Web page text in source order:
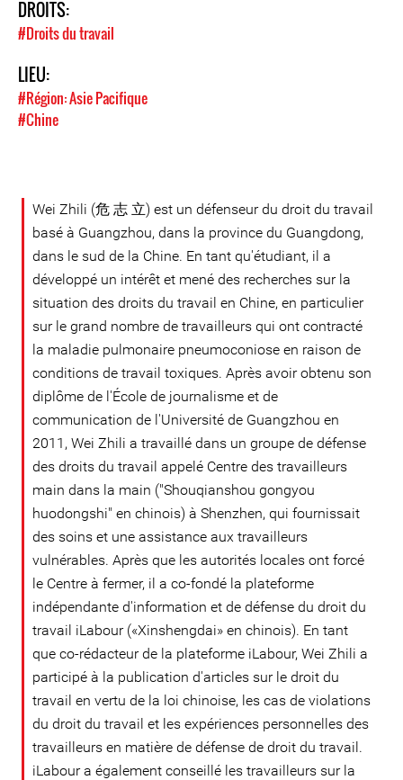
DROITS:
#Droits du travail
LIEU:
#Région: Asie Pacifique
#Chine
Wei Zhili (危 志 立) est un défenseur du droit du travail
basé à Guangzhou, dans la province du Guangdong,
dans le sud de la Chine. En tant qu'étudiant, il a
développé un intérêt et mené des recherches sur la
situation des droits du travail en Chine, en particulier
sur le grand nombre de travailleurs qui ont contracté
la maladie pulmonaire pneumoconiose en raison de
conditions de travail toxiques. Après avoir obtenu son
diplôme de l'École de journalisme et de
communication de l'Université de Guangzhou en
2011, Wei Zhili a travaillé dans un groupe de défense
des droits du travail appelé Centre des travailleurs
main dans la main ("Shouqianshou gongyou
huodongshi" en chinois) à Shenzhen, qui fournissait
des soins et une assistance aux travailleurs
vulnérables. Après que les autorités locales ont forcé
le Centre à fermer, il a co-fondé la plateforme
indépendante d'information et de défense du droit du
travail iLabour («Xinshengdai» en chinois). En tant
que co-rédacteur de la plateforme iLabour, Wei Zhili a
participé à la publication d'articles sur le droit du
travail en vertu de la loi chinoise, les cas de violations
du droit du travail et les expériences personnelles des
travailleurs en matière de défense de droit du travail.
iLabour a également conseillé les travailleurs sur la